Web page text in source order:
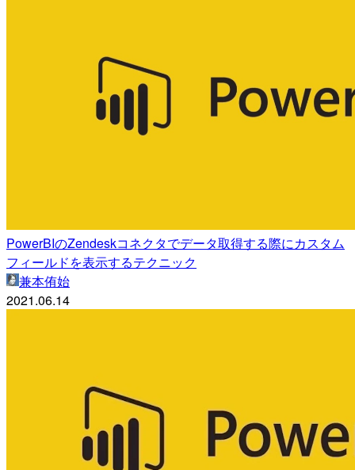
PowerBIのZendeskコネクタでデータ取得する際にカスタム
フィールドを表示するテクニック
兼本侑始
2021.06.14